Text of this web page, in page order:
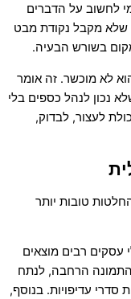
לחשוב על הדברים
שלא מקבל נקודת מבט
בשורש הבעיה.
לא מוכשר. זה אומר
נכון לנהל כספים בלי
לעצור, לבדוק,
טובות יותר
עסקים רבים מוצאים
התמונה הרחבה, לנתח
עדיפויות. בנוסף,